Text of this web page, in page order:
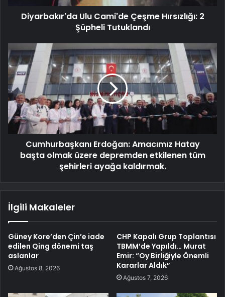
Diyarbakır'da Ulu Cami'de Çeşme Hırsızlığı: 2
Şüpheli Tutuklandı
Cumhurbaşkanı Erdoğan: Amacımız Hatay
başta olmak üzere depremden etkilenen tüm
şehirleri ayağa kaldırmak.
İlgili Makaleler
Güney Kore’den Çin’e iade
edilen Qing dönemi taş
aslanlar
Ağustos 8, 2026
CHP Kapalı Grup Toplantısı
TBMM’de Yapıldı… Murat
Emir: “Oy Birliğiyle Önemli
Kararlar Aldık”
Ağustos 7, 2026